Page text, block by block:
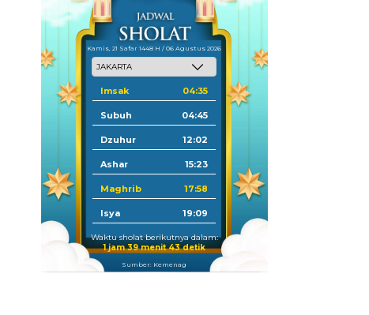
Kamis, 21 Safar 1448 H / 06 Agustus 2026
Imsak 04:35
Subuh 04:45
Dzuhur 12:02
Ashar 15:23
Maghrib 17:58
Isya 19:09
Waktu sholat berikutnya dalam:
1 jam 39 menit 41 detik
Sumber: Kemenag